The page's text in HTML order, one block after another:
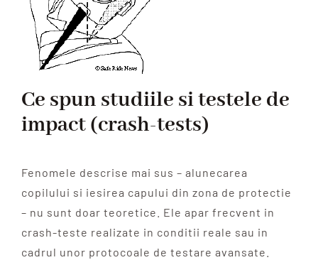
Ce spun studiile si testele de
impact (crash-tests)
Fenomele descrise mai sus – alunecarea
copilului si iesirea capului din zona de protectie
– nu sunt doar teoretice. Ele apar frecvent in
crash-teste realizate in conditii reale sau in
cadrul unor protocoale de testare avansate.